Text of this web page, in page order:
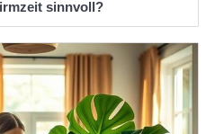
sinnvoll?